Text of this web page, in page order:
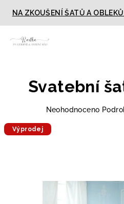
obsah
NA ZKOUŠENÍ ŠATŮ A
Svatební
Průměrné
hvězdiček.
Neohodnoceno
Výprodej